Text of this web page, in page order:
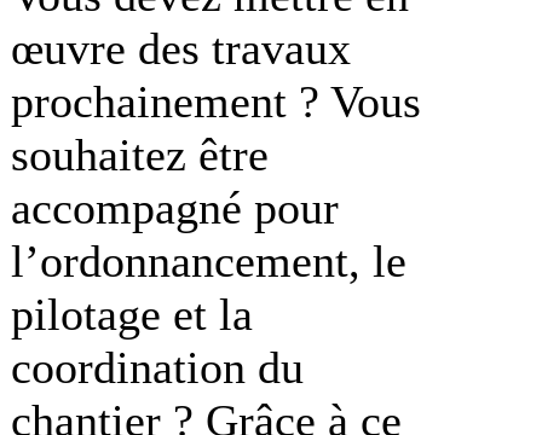
œuvre des travaux
prochainement ? Vous
souhaitez être
accompagné pour
l’ordonnancement, le
pilotage et la
coordination du
chantier ? Grâce à ce